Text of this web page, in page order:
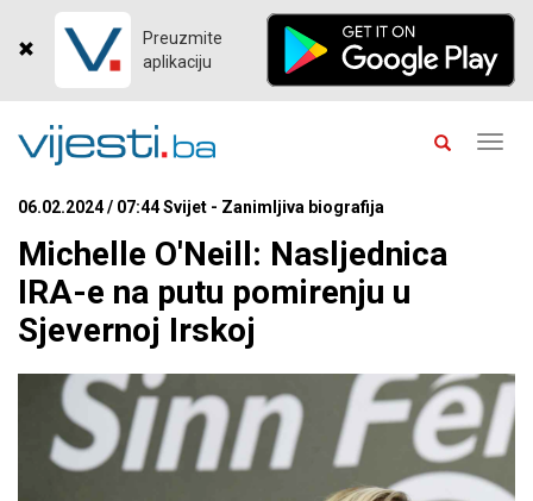
Preuzmite
aplikaciju
06.02.2024 / 07:44 Svijet - Zanimljiva biografija
Michelle O'Neill: Nasljednica
IRA-e na putu pomirenju u
Sjevernoj Irskoj